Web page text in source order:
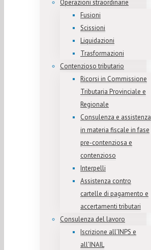
Operazioni straordinarie
Fusioni
Scissioni
Liquidazioni
Trasformazioni
Contenzioso tributario
Ricorsi in Commissione
Tributaria Provinciale e
Regionale
Consulenza e assistenza
in materia fiscale in fase
pre-contenziosa e
contenzioso
Interpelli
Assistenza contro
cartelle di pagamento e
accertamenti tributari
Consulenza del lavoro
Iscrizione all’INPS e
all’INAIL